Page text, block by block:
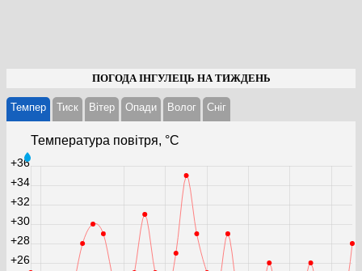
ПОГОДА ІНГУЛЕЦЬ НА ТИЖДЕНЬ
Темпер Тиск Вітер Опади Волог Cніг
Температура повітря, °С
+26
+28
+30
+32
+34
+36